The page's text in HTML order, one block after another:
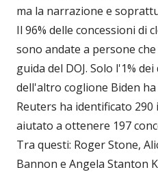
ma la narrazione e
Il 96% delle concessioni di
sono andate a persone
guida del DOJ. Solo l'1%
dell'altro coglione Biden
Reuters ha identificato
aiutato a ottenere 197
Tra questi: Roger Stone,
Bannon e Angela Stanton